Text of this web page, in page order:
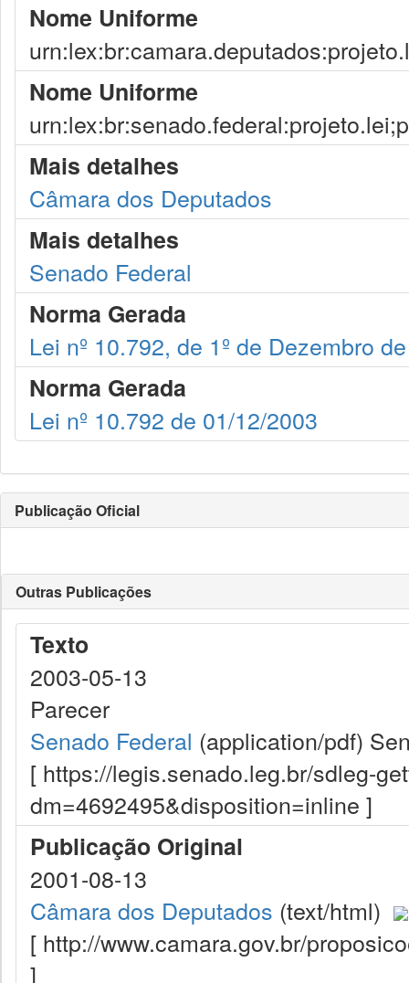
Nome Uniforme
Nome Uniforme
Mais detalhes
Câmara dos Deputados
Mais detalhes
Senado Federal
Norma Gerada
Lei nº 10.792, de 1º de Dezembro
Norma Gerada
Lei nº 10.792 de 01/12/2003
Publicação Oficial
Outras Publicações
Texto
2003-05-13
Parecer
Senado Federal (application/pdf)
[ https://legis.senado.leg.br/sdleg-
dm=4692495&disposition=inline ]
Publicação Original
2001-08-13
Câmara dos Deputados (text/html)
[ http://www.camara.gov.br/
]